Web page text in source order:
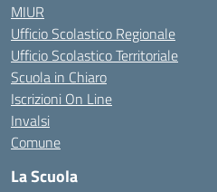
MIUR
Ufficio Scolastico Regionale
Ufficio Scolastico Territoriale
Scuola in Chiaro
Iscrizioni On Line
Invalsi
Comune
La Scuola